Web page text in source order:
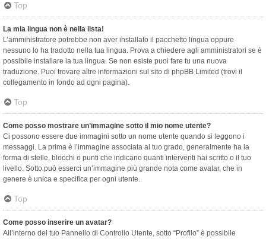
Top
La mia lingua non è nella lista!
L’amministratore potrebbe non aver installato il pacchetto lingua oppure
nessuno lo ha tradotto nella tua lingua. Prova a chiedere agli amministratori se è
possibile installare la tua lingua. Se non esiste puoi fare tu una nuova
traduzione. Puoi trovare altre informazioni sul sito di phpBB Limited (trovi il
collegamento in fondo ad ogni pagina).
Top
Come posso mostrare un’immagine sotto il mio nome utente?
Ci possono essere due immagini sotto un nome utente quando si leggono i
messaggi. La prima è l’immagine associata al tuo grado, generalmente ha la
forma di stelle, blocchi o punti che indicano quanti interventi hai scritto o il tuo
livello. Sotto può esserci un’immagine più grande nota come avatar, che in
genere è unica e specifica per ogni utente.
Top
Come posso inserire un avatar?
All’interno del tuo Pannello di Controllo Utente, sotto “Profilo” è possibile